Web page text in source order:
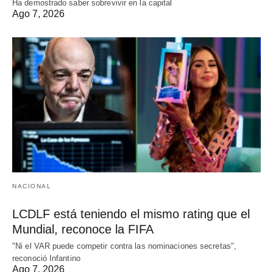
Ha demostrado saber sobrevivir en la capital
Ago 7, 2026
NACIONAL
LCDLF está teniendo el mismo rating que el
Mundial, reconoce la FIFA
"Ni el VAR puede competir contra las nominaciones secretas",
reconoció Infantino
Ago 7, 2026